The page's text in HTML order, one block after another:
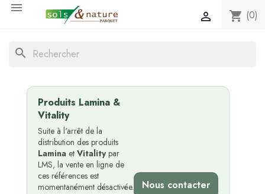

shopping_cart (0)

search
Produits Lamina &
Vitality
Suite à l'arrêt de la
distribution des produits
Lamina et Vitalitypar
LMS, la vente en ligne de
ces références est
momentanément désactivée.
Nous contacter